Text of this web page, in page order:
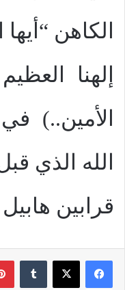
الكاهن
إلهنا
الأمين..)
الله الذي
قرابين